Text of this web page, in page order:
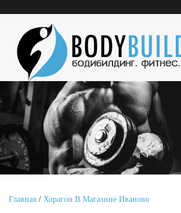
Главная / Хорагон В Магазине Иваново